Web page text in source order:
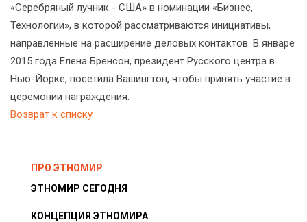
«Серебряный лучник - США» в номинации «Бизнес,
Технологии», в которой рассматриваются инициативы,
направленные на расширение деловых контактов. В январе
2015 года Елена Бренсон, президент Русского центра в
Нью-Йорке, посетила Вашингтон, чтобы принять участие в
церемонии награждения.
Возврат к списку
ПРО ЭТНОМИР
ЭТНОМИР СЕГОДНЯ
КОНЦЕПЦИЯ ЭТНОМИРА